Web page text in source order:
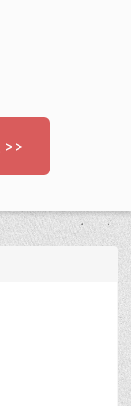
>>